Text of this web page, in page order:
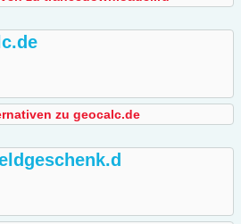
zu geocalc.de